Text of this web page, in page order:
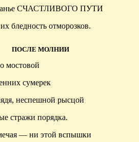
СЧАСТЛИВОГО ПУТИ
бледность отморозков.
ПОСЛЕ МОЛНИИ
мостовой
сумерек
неспешной рысцой
стражи порядка.
— ни этой вспышки